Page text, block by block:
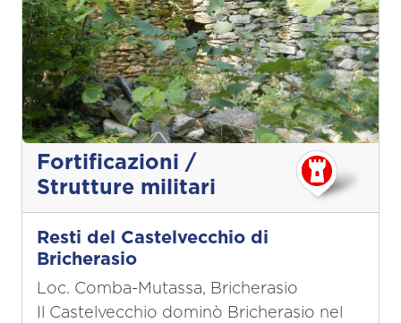
Fortificazioni /
Strutture militari
Resti del Castelvecchio di
Bricherasio
Loc. Comba-Mutassa, Bricherasio
Il Castelvecchio dominò Bricherasio nel